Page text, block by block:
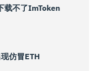
载不了imToken
仿冒ETH